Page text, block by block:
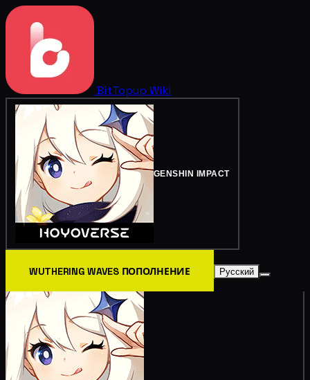
BitTopup Wiki
GENSHIN IMPACT
WUTHERING WAVES ПОПОЛНЕНИЕ Русский